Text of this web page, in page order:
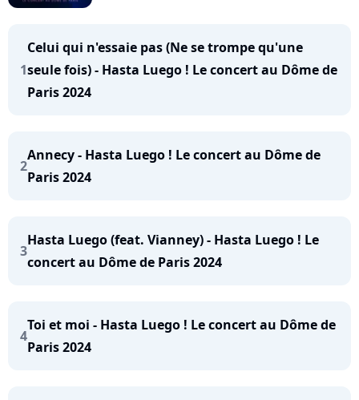
1
Celui qui n'essaie pas (Ne se trompe qu'une
seule fois) - Hasta Luego ! Le concert au Dôme de
Paris 2024
2
Annecy - Hasta Luego ! Le concert au Dôme de
Paris 2024
3
Hasta Luego (feat. Vianney) - Hasta Luego ! Le
concert au Dôme de Paris 2024
4
Toi et moi - Hasta Luego ! Le concert au Dôme de
Paris 2024